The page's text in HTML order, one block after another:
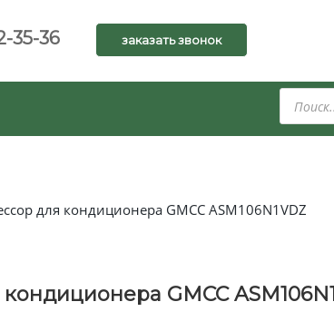
35-36 заказать звонок
Поиск
товаров
для кондиционера GMCC ASM106N1VDZ
GMCC